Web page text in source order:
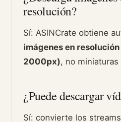
resolución?
Sí: ASINCrate obtiene
imágenes en
2000px), no
¿Puede descargar
Sí: convierte los